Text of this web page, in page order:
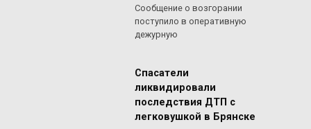
Сообщение о возгорании
поступило в оперативную
дежурную
Спасатели
ликвидировали
последствия ДТП с
легковушкой в Брянске